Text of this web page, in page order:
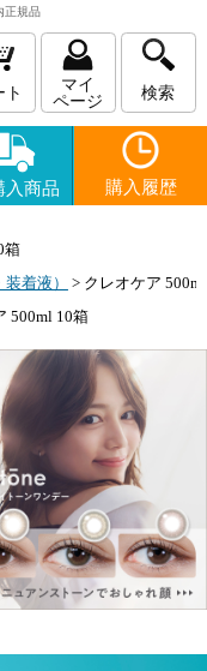
正規品
ト
マイ
ページ
検索
入商品 購入履歴
箱
着液） > クレオケア
500ml 10箱